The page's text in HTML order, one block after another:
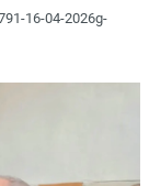
16-04-2026g-